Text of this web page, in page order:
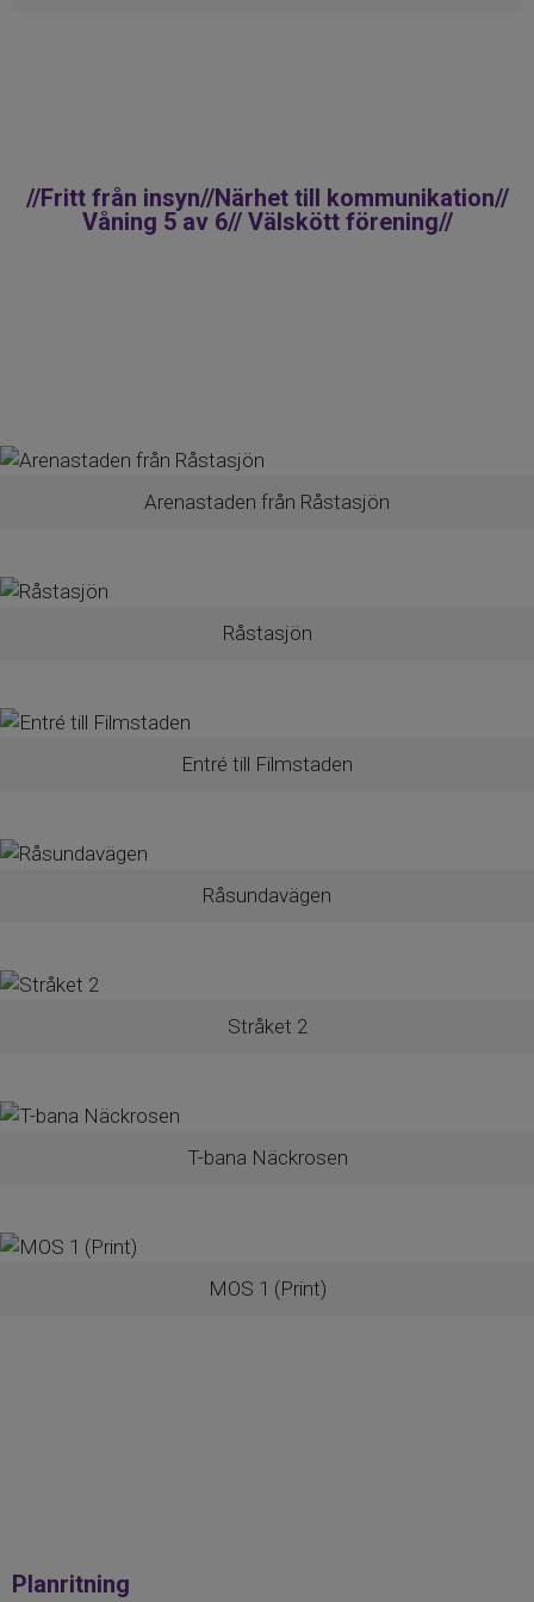
tar dig till city på ca 15 minuter, och
En välkomnande, ljus och trivsam bostad
som erbjuder en perfekt kombination av
//Fritt från insyn//Närhet till kommunikation//
Våning 5 av 6// Välskött förening//
Arenastaden från Råstasjön
Råstasjön
Entré till Filmstaden
Råsundavägen
Stråket 2
T-bana Näckrosen
MOS 1 (Print)
Planritning